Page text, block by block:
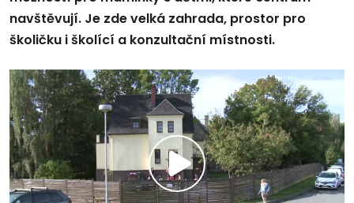
navštěvují. Je zde velká zahrada, prostor pro
školičku i školící a konzultační místnosti.
Play